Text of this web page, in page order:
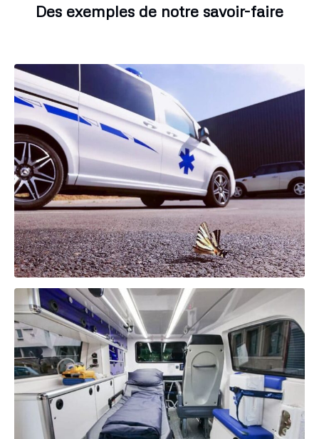
Des exemples de notre savoir-faire